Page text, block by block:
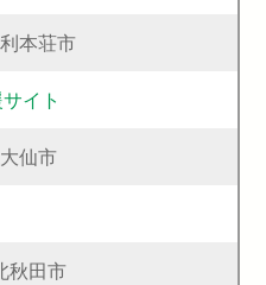
本荘市
イト
仙市
秋田市